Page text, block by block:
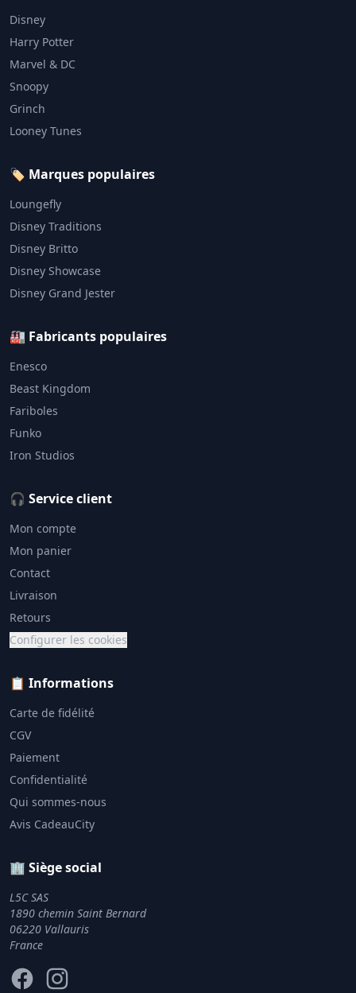
Disney
Harry Potter
Marvel & DC
Snoopy
Grinch
Looney Tunes
🏷️ Marques populaires
Loungefly
Disney Traditions
Disney Britto
Disney Showcase
Disney Grand Jester
🏭 Fabricants populaires
Enesco
Beast Kingdom
Fariboles
Funko
Iron Studios
🎧 Service client
Mon compte
Mon panier
Contact
Livraison
Retours
Configurer les cookies
📋 Informations
Carte de fidélité
CGV
Paiement
Confidentialité
Qui sommes-nous
Avis CadeauCity
🏢 Siège social
L5C SAS
1890 chemin Saint Bernard
06220 Vallauris
France
FacebookInstagram